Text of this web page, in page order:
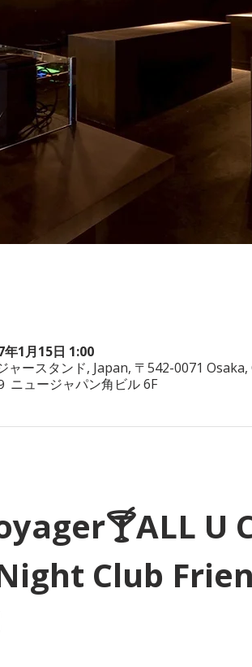
1月15日 1:00
ースタンド, Japan, 〒542-0071
ュージャパン角ビル 6F
U
Club